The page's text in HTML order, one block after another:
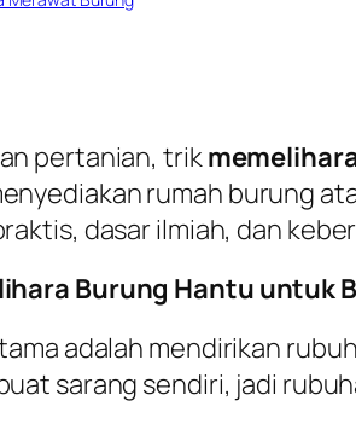
pertanian, trik
rumah burung
dasar ilmiah, dan
Burung Hantu untuk
adalah mendirikan
sarang sendiri, jadi